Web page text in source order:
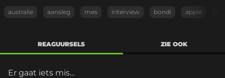
australie aansleg mes interview bondi apple
REAGUURSELS ZIE OOK
Er gaat iets mis...